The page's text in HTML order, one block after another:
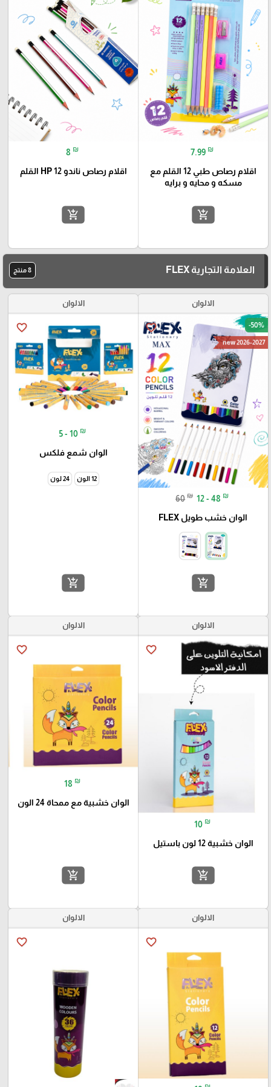
7.99 ₪
اقلام رصاص طبي 12 القلم مع
مسكه و محايه و برايه
add_shopping_cart
8 ₪
اقلام رصاص ناندو HP 12 القلم
add_shopping_cart
العلامة التجارية FLEX 8 منتج
الالوان
favorite_border -50%
new 2026-2027
60 ₪ 12 - 48 ₪
الوان خشب طويل FLEX
add_shopping_cart
الالوان
favorite_border
5 - 10 ₪
الوان شمع فلكس
12 الون 24 لون
add_shopping_cart
الالوان
favorite_border
10 ₪
الوان خشبية 12 لون باستيل
add_shopping_cart
الالوان
favorite_border
18 ₪
الوان خشبية مع ممحاة 24 الون
add_shopping_cart
الالوان
favorite_border
الالوان
favorite_border